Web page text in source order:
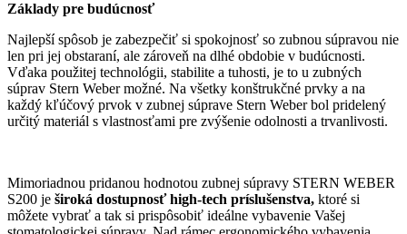
Základy pre budúcnosť
Najlepší spôsob je zabezpečiť si spokojnosť so zubnou súpravou nie
len pri jej obstaraní, ale zároveň na dlhé obdobie v budúcnosti.
Vďaka použitej technológii, stabilite a tuhosti, je to u zubných
súprav Stern Weber možné. Na všetky konštrukčné prvky a na
každý kľúčový prvok v zubnej súprave Stern Weber bol pridelený
určitý materiál s vlastnosťami pre zvýšenie odolnosti a trvanlivosti.
Mimoriadnou pridanou hodnotou zubnej súpravy STERN WEBER
S200 je široká dostupnosť high-tech príslušenstva, ktoré si
môžete vybrať a tak si prispôsobiť ideálne vybavenie Vašej